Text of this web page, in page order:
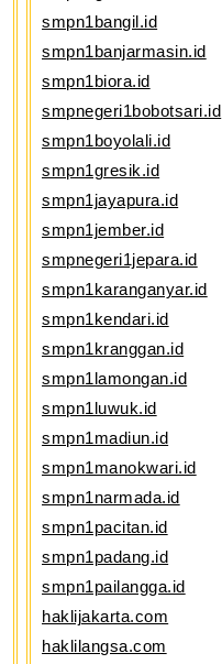
smpn1bangil.id
smpn1banjarmasin.id
smpn1biora.id
smpnegeri1bobotsari.id
smpn1boyolali.id
smpn1gresik.id
smpn1jayapura.id
smpn1jember.id
smpnegeri1jepara.id
smpn1karanganyar.id
smpn1kendari.id
smpn1kranggan.id
smpn1lamongan.id
smpn1luwuk.id
smpn1madiun.id
smpn1manokwari.id
smpn1narmada.id
smpn1pacitan.id
smpn1padang.id
smpn1pailangga.id
haklijakarta.com
haklilangsa.com